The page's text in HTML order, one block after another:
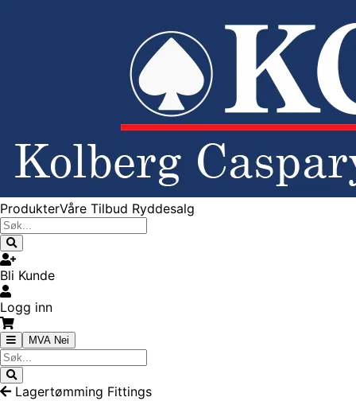
ProdukterVåre Tilbud Ryddesalg
Bli Kunde
Logg inn
MVA Nei
Lagertømming Fittings